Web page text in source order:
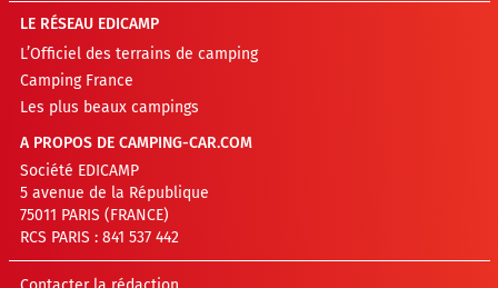
LE RÉSEAU EDICAMP
L’Officiel des terrains de camping
Camping France
Les plus beaux campings
A PROPOS DE CAMPING-CAR.COM
Société EDICAMP
5 avenue de la République
75011 PARIS (FRANCE)
RCS PARIS : 841 537 442